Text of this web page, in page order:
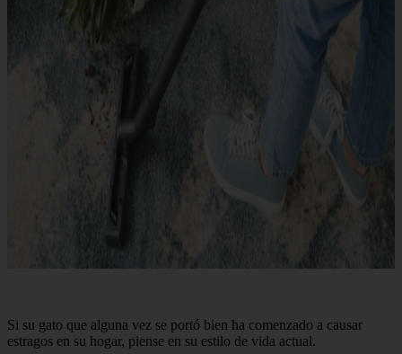
Si su gato que alguna vez se portó bien ha comenzado a causar
estragos en su hogar, piense en su estilo de vida actual.